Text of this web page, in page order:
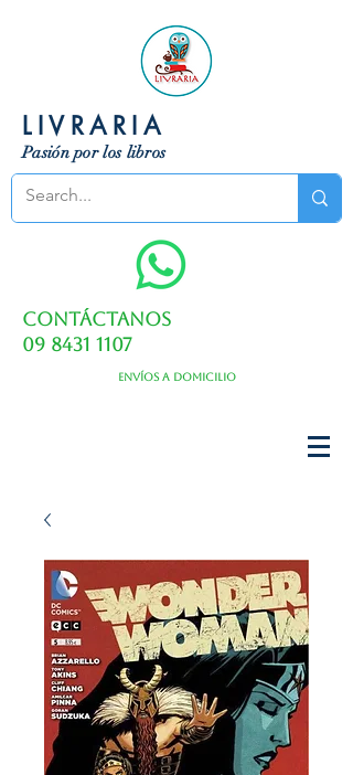
LIVRARIA
Pasión por los libros
Contáctanos
09 8431 1107
Envíos a domicilio